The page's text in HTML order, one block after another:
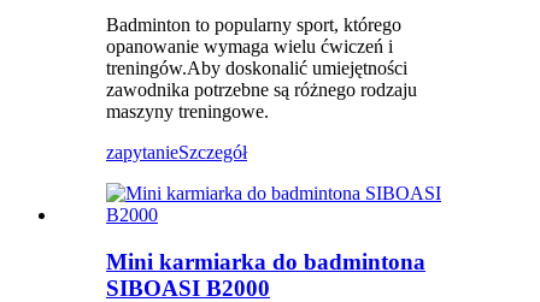
Badminton to popularny sport, którego
opanowanie wymaga wielu ćwiczeń i
treningów.Aby doskonalić umiejętności
zawodnika potrzebne są różnego rodzaju
maszyny treningowe.
zapytanieSzczegół
Mini karmiarka do badmintona
SIBOASI B2000